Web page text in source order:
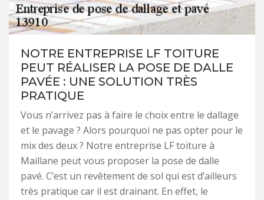
NOTRE ENTREPRISE LF TOITURE
PEUT RÉALISER LA POSE DE DALLE
PAVÉE : UNE SOLUTION TRÈS
PRATIQUE
Vous n’arrivez pas à faire le choix entre le dallage
et le pavage ? Alors pourquoi ne pas opter pour le
mix des deux ? Notre entreprise LF toiture à
Maillane peut vous proposer la pose de dalle
pavé. C’est un revêtement de sol qui est d’ailleurs
très pratique car il est drainant. En effet, le